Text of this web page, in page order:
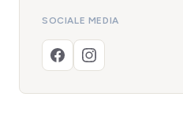
SOCIALE MEDIA